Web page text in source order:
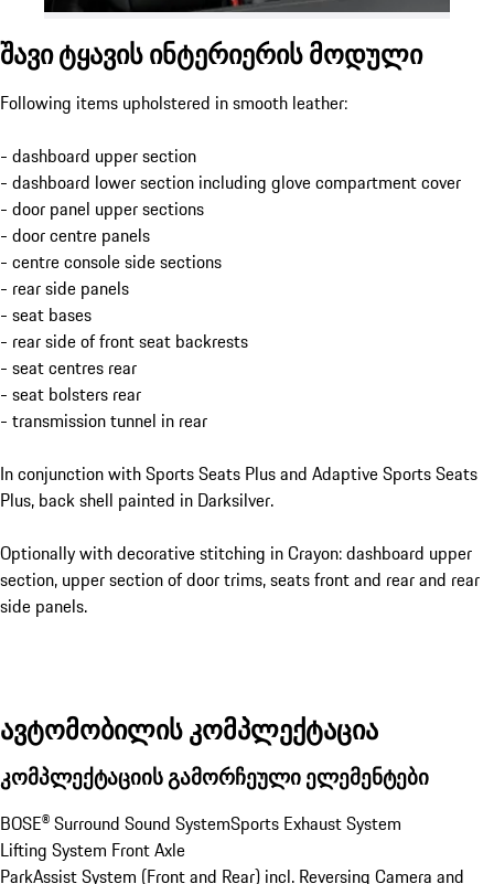
შავი ტყავის ინტერიერის მოდული
Following items upholstered in smooth leather:
- dashboard upper section
- dashboard lower section including glove compartment cover
- door panel upper sections
- door centre panels
- centre console side sections
- rear side panels
- seat bases
- rear side of front seat backrests
- seat centres rear
- seat bolsters rear
- transmission tunnel in rear
In conjunction with Sports Seats Plus and Adaptive Sports Seats
Plus, back shell painted in Darksilver.
Optionally with decorative stitching in Crayon: dashboard upper
section, upper section of door trims, seats front and rear and rear
side panels.
ავტომობილის კომპლექტაცია
კომპლექტაციის გამორჩეული ელემენტები
BOSE® Surround Sound SystemSports Exhaust System
Lifting System Front Axle
ParkAssist System (Front and Rear) incl. Reversing Camera and